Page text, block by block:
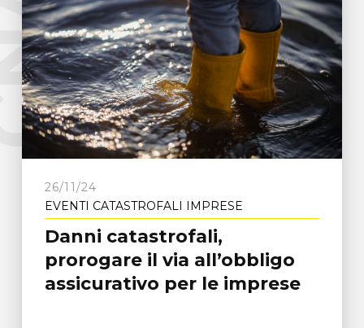
26/11/24
EVENTI CATASTROFALI IMPRESE
Danni catastrofali,
prorogare il via all’obbligo
assicurativo per le imprese